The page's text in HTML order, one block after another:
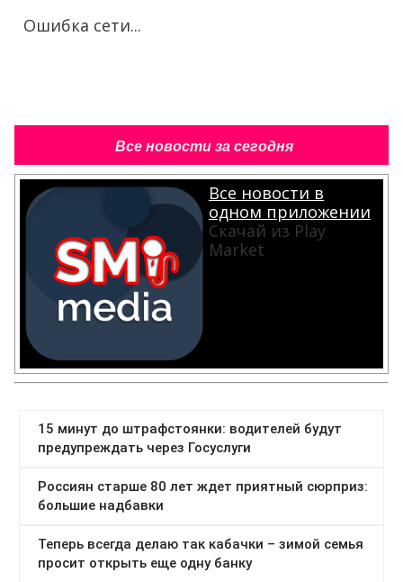
Ошибка сети...
Все новости за сегодня
Все новости в
одном приложении
Скачай из Play
Market